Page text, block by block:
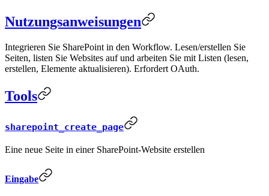
Nutzungsanweisungen
Integrieren Sie SharePoint in den Workflow. Lesen/erstellen Sie
Seiten, listen Sie Websites auf und arbeiten Sie mit Listen (lesen,
erstellen, Elemente aktualisieren). Erfordert OAuth.
Tools
sharepoint_create_page
Eine neue Seite in einer SharePoint-Website erstellen
Eingabe